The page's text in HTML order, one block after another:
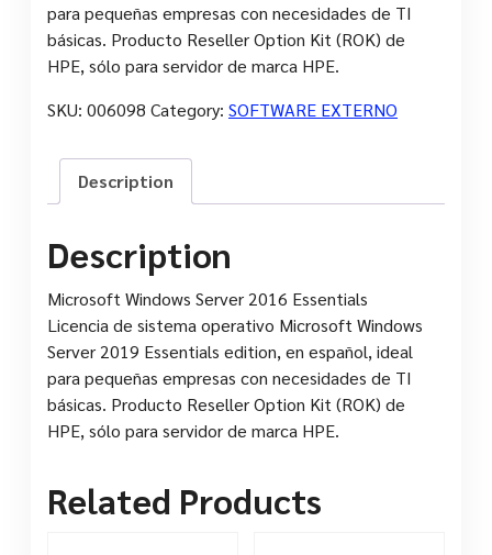
para pequeñas empresas con necesidades de TI
básicas. Producto Reseller Option Kit (ROK) de
HPE, sólo para servidor de marca HPE.
SKU: 006098 Category: SOFTWARE EXTERNO
Description
Description
Microsoft Windows Server 2016 Essentials
Licencia de sistema operativo Microsoft Windows
Server 2019 Essentials edition, en español, ideal
para pequeñas empresas con necesidades de TI
básicas. Producto Reseller Option Kit (ROK) de
HPE, sólo para servidor de marca HPE.
Related Products